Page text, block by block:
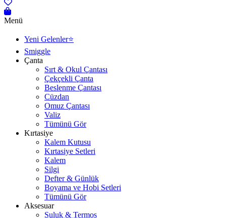
Menü
Yeni Gelenler⭐
Smiggle
Çanta
Sırt & Okul Çantası
Çekçekli Çanta
Beslenme Çantası
Cüzdan
Omuz Çantası
Valiz
Tümünü Gör
Kırtasiye
Kalem Kutusu
Kırtasiye Setleri
Kalem
Silgi
Defter & Günlük
Boyama ve Hobi Setleri
Tümünü Gör
Aksesuar
Suluk & Termos